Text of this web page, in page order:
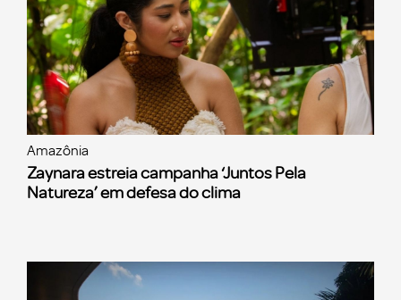
Amazônia
Zaynara estreia campanha ‘Juntos Pela
Natureza’ em defesa do clima